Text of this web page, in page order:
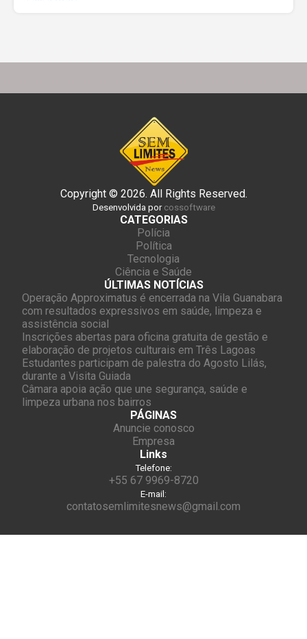
Copyright © 2026. All Rights Reserved.
Desenvolvida por cossoftware
CATEGORIAS
Polícia
Política
Tecnologia
Ciência e Saúde
ÚLTIMAS NOTÍCIAS
Operação Approximatus é encerrada na Vila Guanabara
com resultados expressivos em saúde, limpeza e
assistência social
Inscrições abertas para oficina gratuita de gestão e
elaboração de projetos culturais em Três Lagoas
Estudantes participam de palestra do Agosto Lilás,
durante a Visita Guiada
Câmara apoia ação que une segurança, saúde e
limpeza urbana nos bairros
PÁGINAS
Anuncie conosco
Empresa
Links
Telefone:
+55 67 9969-8720
E-mail:
contatosemlimitesnews@gmail.com